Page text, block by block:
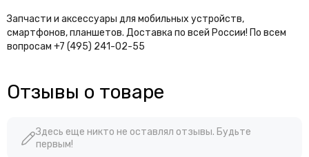
Запчасти и аксессуары для мобильных устройств,
смартфонов, планшетов. Доставка по всей России! По всем
вопросам +7 (495) 241-02-55
Отзывы о товаре
Здесь еще никто не оставлял отзывы. Будьте
первым!